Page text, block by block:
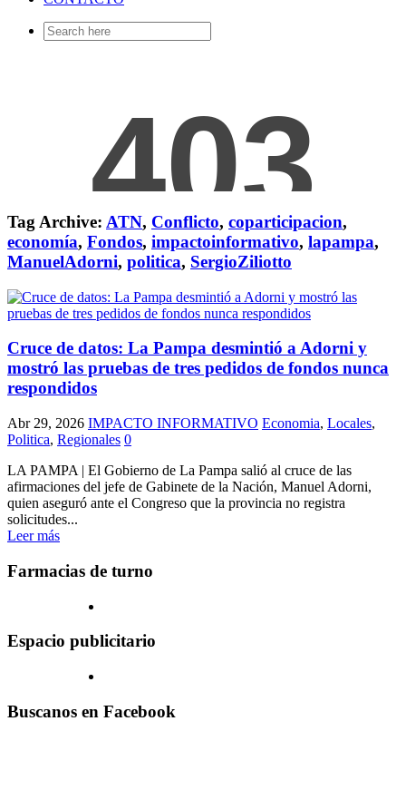
Search
for:
Tag Archive: ATN, Conflicto, coparticipacion,
economía, Fondos, impactoinformativo, lapampa,
ManuelAdorni, politica, SergioZiliotto
Cruce de datos: La Pampa desmintió a Adorni y
mostró las pruebas de tres pedidos de fondos nunca
respondidos
Abr 29, 2026 IMPACTO INFORMATIVO Economia, Locales,
Politica, Regionales 0
LA PAMPA | El Gobierno de La Pampa salió al cruce de las
afirmaciones del jefe de Gabinete de la Nación, Manuel Adorni,
quien aseguró ante el Congreso que la provincia no registra
solicitudes...
Leer más
Farmacias de turno
Espacio publicitario
Buscanos en Facebook